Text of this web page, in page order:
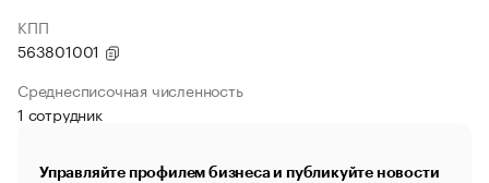
КПП
563801001
Среднесписочная численность
1 сотрудник
Управляйте профилем бизнеса и публикуйте новости